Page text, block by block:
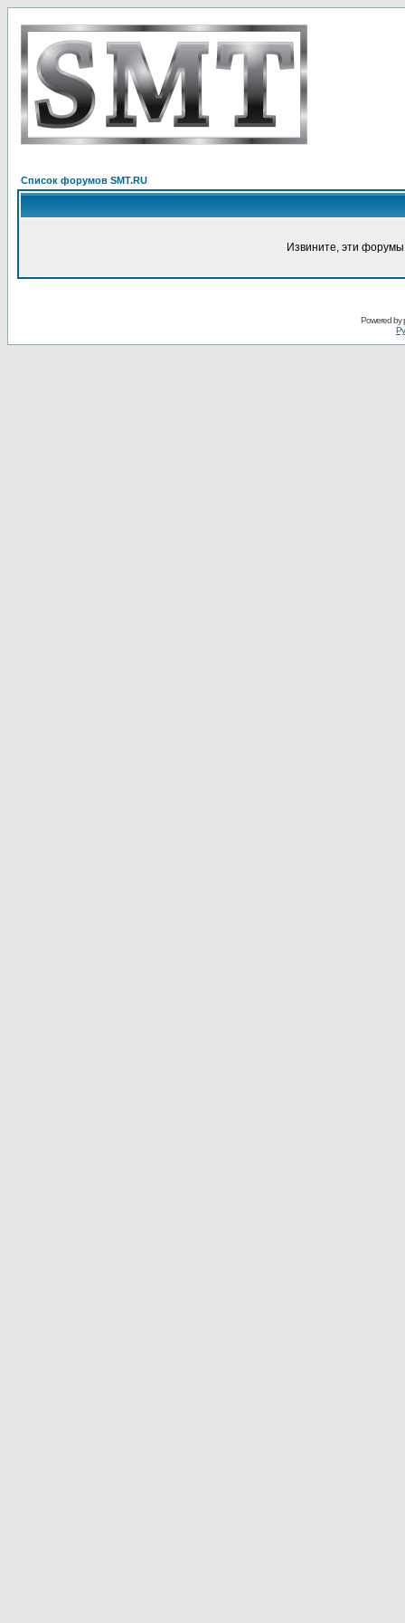
Список форумов SMT.RU
Извините, эти
Powered by